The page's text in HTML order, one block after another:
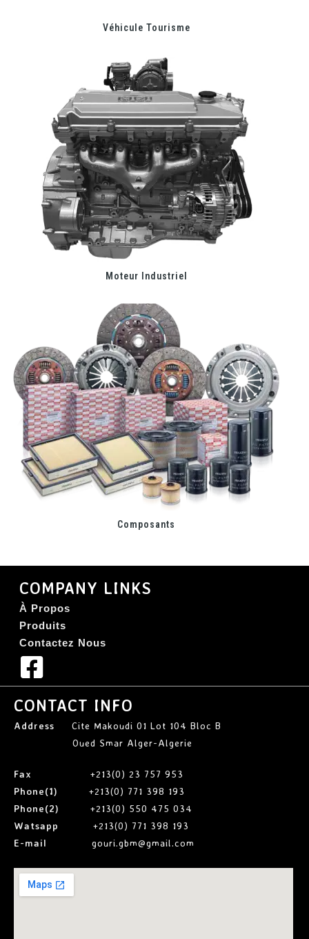
Véhicule Tourisme
Moteur Industriel
Composants
COMPANY LINKS
À Propos
Produits
Contactez Nous
CONTACT INFO
Address Cite Makoudi 01 Lot 104 Bloc B
Oued Smar Alger-Algerie
Fax
+213(0) 23 757 953
Phone(1)
+213(0) 771 398 193
Phone(2)
+213(0) 550 475 034
Watsapp
+213(0) 771 398 193
E-mail
gouri.gbm@gmail.com